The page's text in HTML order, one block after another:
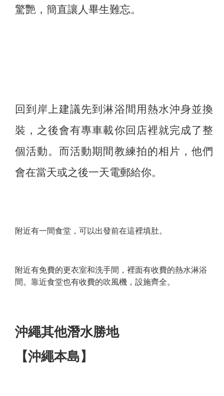
驚艷，簡直讓人畢生難忘。
回到岸上建議先到淋浴間用熱水沖身並換
裝，之後會有專車載你回店裡就完成了整
個活動。而活動期間教練拍的相片，他們
會在當天或之後一天電郵給你。
附近有一間食堂，可以出發前在這裡填肚。
附近有免費的更衣室和洗手間，裡面有收費的熱水淋浴
間。靠近食堂也有收費的吹風機，設施齊全。
沖繩其他潛水勝地
【沖繩本島】